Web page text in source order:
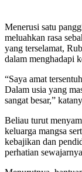
Menerusi satu
meluahkan rasa
yang terselamat,
dalam menghadapi
“Saya amat
Dalam usia yang
sangat besar,”
Beliau turut
keluarga mangsa
kebajikan dan
perhatian